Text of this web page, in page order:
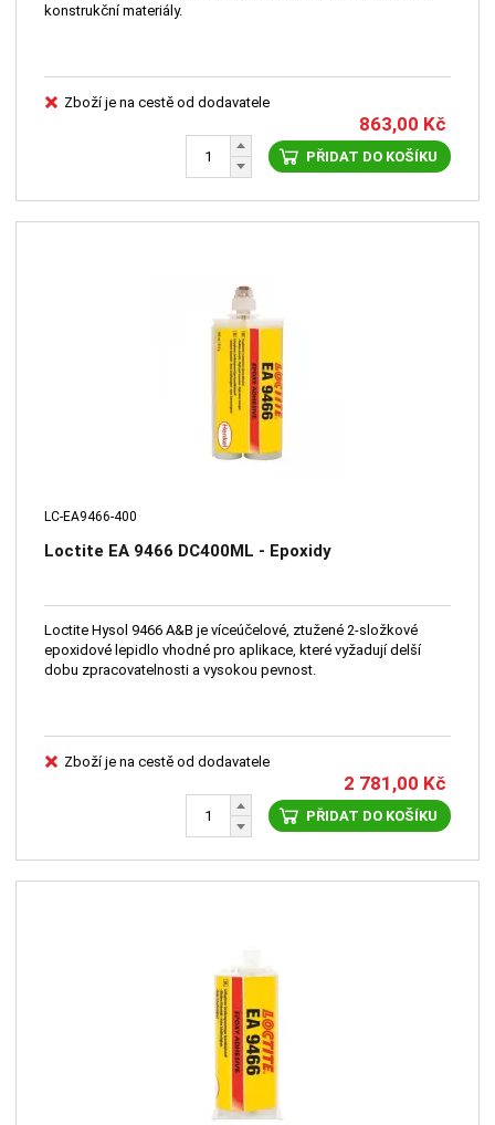
konstrukční materiály.
Zboží je na cestě od dodavatele
863,00 Kč
PŘIDAT DO KOŠÍKU
LC-EA9466-400
Loctite EA 9466 DC400ML - Epoxidy
Loctite Hysol 9466 A&B je víceúčelové, ztužené 2-složkové
epoxidové lepidlo vhodné pro aplikace, které vyžadují delší
dobu zpracovatelnosti a vysokou pevnost.
Zboží je na cestě od dodavatele
2 781,00 Kč
PŘIDAT DO KOŠÍKU